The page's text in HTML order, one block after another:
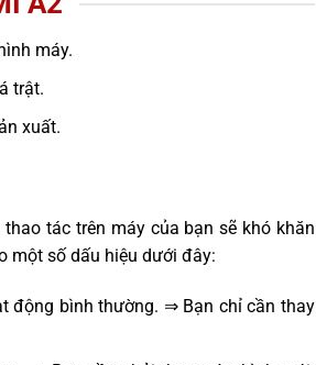
máy.
trật.
xuất.
tác trên máy của bạn sẽ khó khăn
một số dấu hiệu dưới đây:
động bình thường. ⇒ Bạn chỉ cần thay